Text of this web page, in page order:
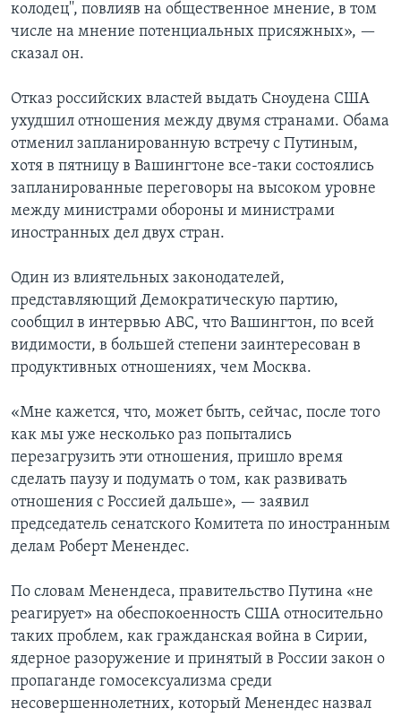
колодец'', повлияв на общественное мнение, в том
числе на мнение потенциальных присяжных», —
сказал он.
Отказ российских властей выдать Сноудена США
ухудшил отношения между двумя странами. Обама
отменил запланированную встречу с Путиным,
хотя в пятницу в Вашингтоне все-таки состоялись
запланированные переговоры на высоком уровне
между министрами обороны и министрами
иностранных дел двух стран.
Один из влиятельных законодателей,
представляющий Демократическую партию,
сообщил в интервью АВС, что Вашингтон, по всей
видимости, в большей степени заинтересован в
продуктивных отношениях, чем Москва.
«Мне кажется, что, может быть, сейчас, после того
как мы уже несколько раз попытались
перезагрузить эти отношения, пришло время
сделать паузу и подумать о том, как развивать
отношения с Россией дальше», — заявил
председатель сенатского Комитета по иностранным
делам Роберт Менендес.
По словам Менендеса, правительство Путина «не
реагирует» на обеспокоенность США относительно
таких проблем, как гражданская война в Сирии,
ядерное разоружение и принятый в России закон о
пропаганде гомосексуализма среди
несовершеннолетних, который Менендес назвал